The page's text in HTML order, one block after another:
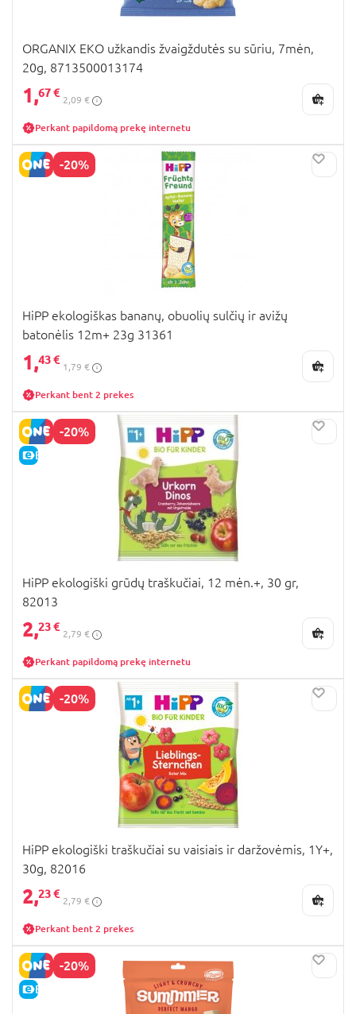
ORGANIX EKO užkandis žvaigždutės su sūriu, 7mėn,
20g, 8713500013174
1,67 €
2,09 €
Perkant papildomą prekę internetu
-20%
HiPP ekologiškas bananų, obuolių sulčių ir avižų
batonėlis 12m+ 23g 31361
1,43 €
1,79 €
Perkant bent 2 prekes
-20%
E-KAINA
HiPP ekologiški grūdų traškučiai, 12 mėn.+, 30 gr,
82013
2,23 €
2,79 €
Perkant papildomą prekę internetu
-20%
HiPP ekologiški traškučiai su vaisiais ir daržovėmis, 1Y+,
30g, 82016
2,23 €
2,79 €
Perkant bent 2 prekes
-20%
E-KAINA